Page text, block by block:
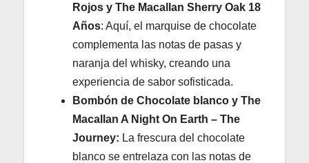
Rojos y The Macallan Sherry Oak 18
Años: Aquí, el marquise de chocolate
complementa las notas de pasas y
naranja del whisky, creando una
experiencia de sabor sofisticada.
Bombón de Chocolate blanco y The
Macallan A Night On Earth – The
Journey: La frescura del chocolate
blanco se entrelaza con las notas de